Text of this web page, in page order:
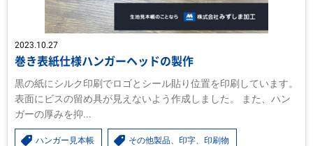
2023.10.27
巻き表紙仕様ハンガーヘッドの製作
黒の紙にシルク印刷でロゴとシール貼り位置を印刷しています。
表面にビスの留め具が見えないよう作成しました。 また、ハン
ガーの厚みを抑...
ハンガー見本帳 その他製品、印字、印刷物